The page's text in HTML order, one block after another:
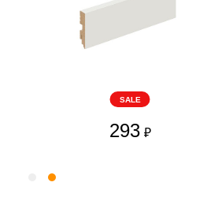
SALE
293 ₽